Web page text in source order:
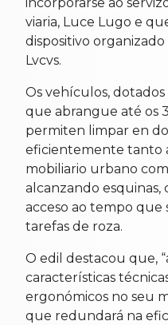
incorporarse ao
viaria, Luce Lugo e
dispositivo
Lvcvs.
Os vehículos,
que abrangue até os
permiten limpar en
eficientemente tanto
mobiliario urbano
alcanzando esquinas,
acceso ao tempo que
tarefas de roza.
O edil destacou que,
características
ergonómicos no seu
que redundará na